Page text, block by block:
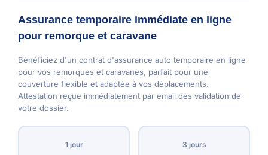
Assurance temporaire immédiate en ligne
pour remorque et caravane
Bénéficiez d'un contrat d'assurance auto temporaire en ligne
pour vos remorques et caravanes, parfait pour une
couverture flexible et adaptée à vos déplacements.
Attestation reçue immédiatement par email dès validation de
votre dossier.
1 jour 3 jours